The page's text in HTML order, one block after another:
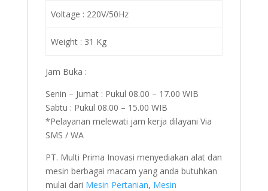
Voltage : 220V/50Hz
Weight : 31 Kg
Jam Buka :
Senin – Jumat : Pukul 08.00 – 17.00 WIB
Sabtu : Pukul 08.00 – 15.00 WIB
*Pelayanan melewati jam kerja dilayani Via
SMS / WA
PT. Multi Prima Inovasi menyediakan alat dan
mesin berbagai macam yang anda butuhkan
mulai dari Mesin Pertanian, Mesin